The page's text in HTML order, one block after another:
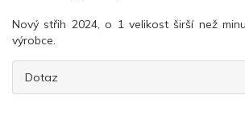
Nový střih 2024, o 1 velikost širší než
výrobce.
Dotaz